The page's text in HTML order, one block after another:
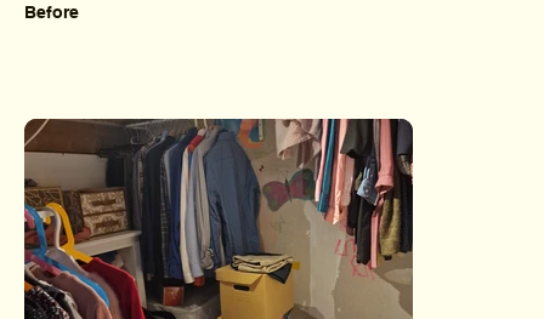
Before